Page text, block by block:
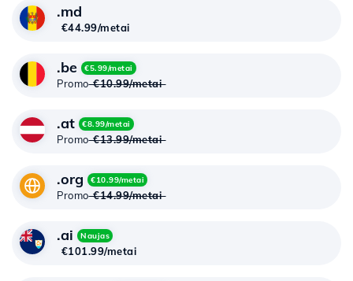
.md
€44.99/metai
.be €5.99/metai
Promo€10.99/metai
.at €8.99/metai
Promo€13.99/metai
.org €10.99/metai
Promo€14.99/metai
.ai Naujas
€101.99/metai